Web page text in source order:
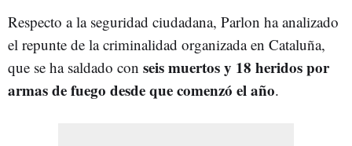
Respecto a la seguridad ciudadana, Parlon ha analizado
el repunte de la criminalidad organizada en Cataluña,
que se ha saldado con seis muertos y 18 heridos por
armas de fuego desde que comenzó el año.